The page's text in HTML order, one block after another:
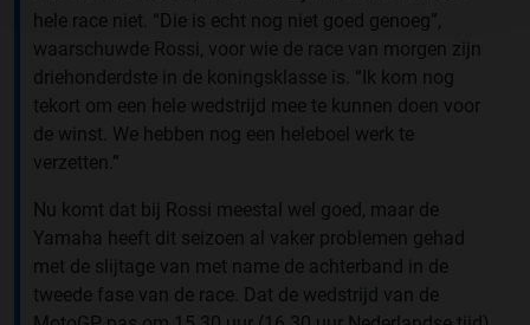
hele race niet. “Die is echt nog niet goed genoeg”,
waarschuwde Rossi, voor wie de race van morgen zijn
driehonderdste in de koningsklasse is. “Ik kom nog
tekort om een hele wedstrijd mee te kunnen doen voor
de winst. We hebben nog een heleboel werk te
verzetten.”
Nu komt dat bij Rossi meestal wel goed, maar de
Yamaha heeft dit seizoen al vaker problemen gehad
met de slijtage van met name de achterband in de
tweede fase van de race. Dat de wedstrijd van de